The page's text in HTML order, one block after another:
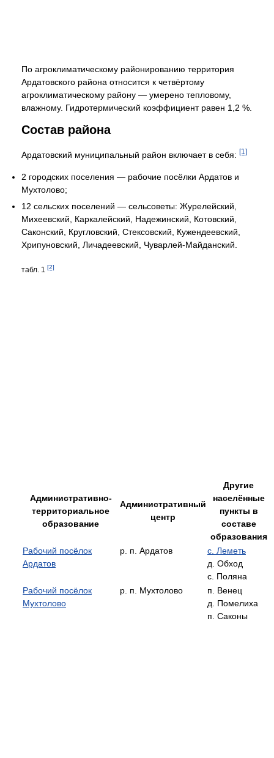
По агроклиматическому районированию территория
Ардатовского района относится к четвёртому
агроклиматическому району — умерено тепловому,
влажному. Гидротермический коэффициент равен 1,2 %.
Состав района
Ардатовский муниципальный район включает в себя: [1]
2 городских поселения — рабочие посёлки Ардатов и
Мухтолово;
12 сельских поселений — сельсоветы: Журелейский,
Михеевский, Каркалейский, Надежинский, Котовский,
Саконский, Кругловский, Стексовский, Кужендеевский,
Хрипуновский, Личадеевский, Чуварлей-Майданский.
табл. 1 [2]
Административно-
территориальное
образование
Административный
центр
Другие
населённые
пункты в
составе
образования
Рабочий посёлок
Ардатов
р. п. Ардатов
с. Леметь
д. Обход
с. Поляна
Рабочий посёлок
Мухтолово
р. п. Мухтолово
п. Венец
д. Помелиха
п. Саконы